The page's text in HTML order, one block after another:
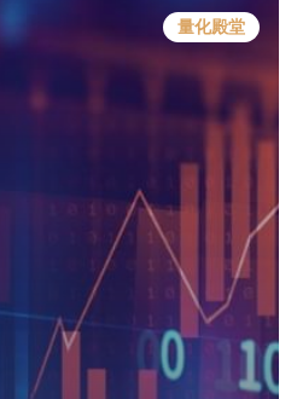
量化殿堂